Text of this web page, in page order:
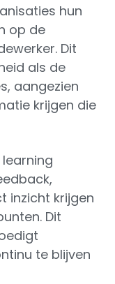
hun
op de
Dit
als de
aangezien
krijgen die
inzicht krijgen
Dit
te blijven